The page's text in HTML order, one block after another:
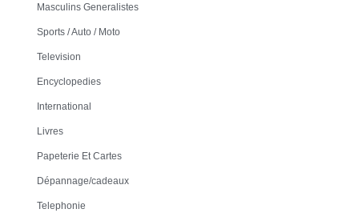
Masculins Generalistes
Sports / Auto / Moto
Television
Encyclopedies
International
Livres
Papeterie Et Cartes
Dépannage/cadeaux
Telephonie